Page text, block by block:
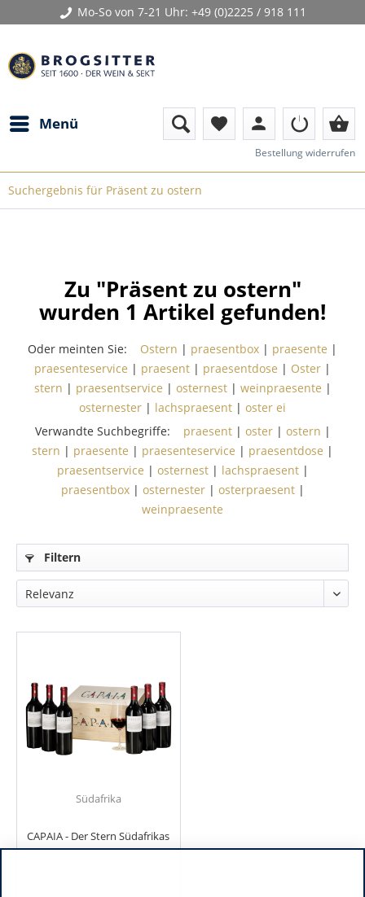
Mo-So von 7-21 Uhr: +49 (0)2225 / 918 111
Menü favorite person shopping_basket
Bestellung widerrufen
Suchergebnis für Präsent zu ostern
Zu "Präsent zu ostern"
wurden 1 Artikel gefunden!
Oder meinten Sie: Ostern | praesentbox | praesente |
praesenteservice | praesent | praesentdose | Oster |
stern | praesentservice | osternest| weinpraesente |
osternester | lachspraesent | oster ei
Verwandte Suchbegriffe:
praesent| oster| ostern |
stern | praesente | praesenteservice | praesentdose |
praesentservice | osternest| lachspraesent|
praesentbox| osternester| osterpraesent|
weinpraesente
Filtern
Südafrika
CAPAIA - Der Stern Südafrikas